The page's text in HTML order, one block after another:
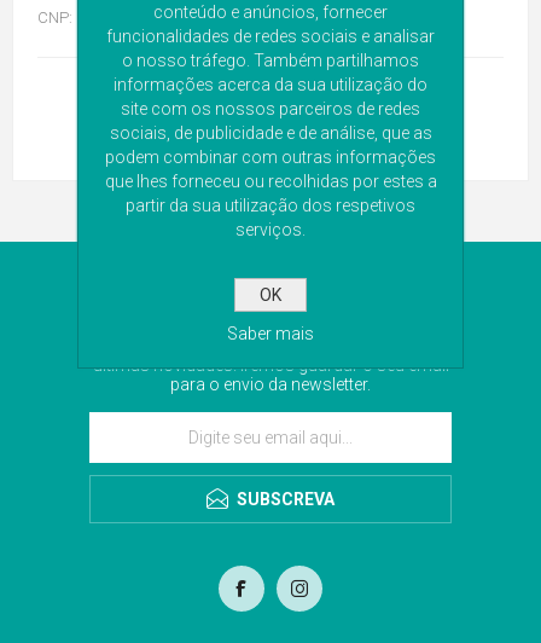
CNP:
NEWSLETTER
Subscreva a nossa newsletter para receber as
últimas novidades. Iremos guardar o seu email
para o envio da newsletter.
SUBSCREVA
conteúdo e anúncios, fornecer
funcionalidades de redes sociais e analisar
o nosso tráfego. Também partilhamos
informações acerca da sua utilização do
site com os nossos parceiros de redes
sociais, de publicidade e de análise, que as
podem combinar com outras informações
que lhes forneceu ou recolhidas por estes a
partir da sua utilização dos respetivos
serviços.
OK
Saber mais